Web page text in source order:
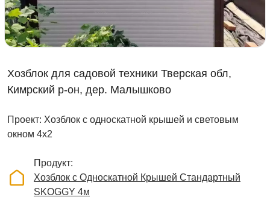
Хозблок для садовой техники Тверская обл,
Кимрский р-он, дер. Малышково
Проект: Хозблок с односкатной крышей и световым
окном 4х2
Продукт
Хозблок с Односкатной Крышей Стандартный
SKOGGY 4м